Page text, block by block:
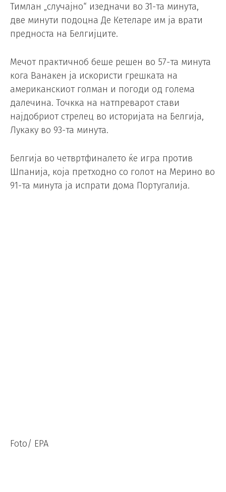
Тимлан „случајно“ изедначи во 31-та минута,
две минути подоцна Де Кетеларе им ја врати
предноста на Белгијците.
Мечот практичноб беше решен во 57-та минута
кога Ванакен ја искористи грешката на
американскиот голман и погоди од голема
далечина. Точкка на натпреварот стави
најдобриот стрелец во историјата на Белгија,
Лукаку во 93-та минута.
Белгија во четвртфиналето ќе игра против
Шпанија, која претходно со голот на Мерино во
91-та минута ја испрати дома Португалија.
Foto/ EPA